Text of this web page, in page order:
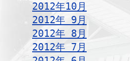
2012年10月
2012年 9月
2012年 8月
2012年 7月